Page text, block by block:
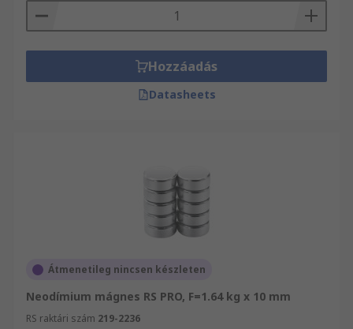
Hozzáadás
Datasheets
Átmenetileg nincsen készleten
Neodímium mágnes RS PRO, F=1.64 kg x 10 mm
RS raktári szám 219-2236